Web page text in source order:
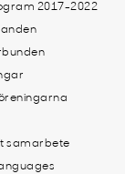
2017-2022
samarbete